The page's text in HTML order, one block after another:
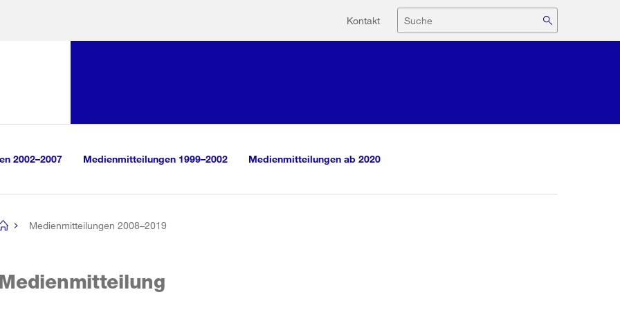
Hilfsnavigation
Kontakt Suche
2002–2007 Medienmitteilungen 1999–2002 Medienmitteilungen ab 2020
Medienmitteilungen 2008–2019